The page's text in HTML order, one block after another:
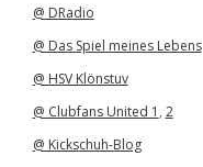
@ DRadio
@ Das Spiel meines Lebens
@ HSV Klönstuv
@ Clubfans United 1 , 2
@ Kickschuh-Blog